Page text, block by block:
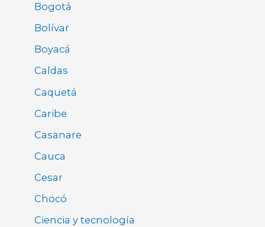
Bogotá
Bolívar
Boyacá
Caldas
Caquetá
Caribe
Casanare
Cauca
Cesar
Chocó
Ciencia y tecnología